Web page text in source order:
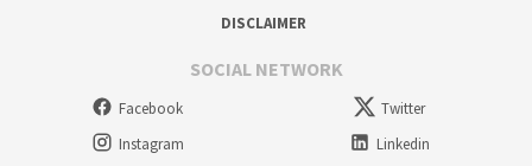
DISCLAIMER
SOCIAL NETWORK
Facebook
Twitter
Instagram
Linkedin